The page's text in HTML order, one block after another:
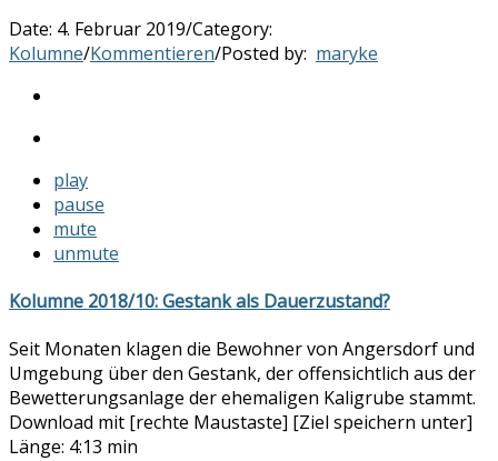
Date: 4. Februar 2019/Category:
Kolumne/Kommentieren/Posted by: maryke
play
pause
mute
unmute
Kolumne 2018/10: Gestank als Dauerzustand?
Seit Monaten klagen die Bewohner von Angersdorf und
Umgebung über den Gestank, der offensichtlich aus der
Bewetterungsanlage der ehemaligen Kaligrube stammt.
Download mit [rechte Maustaste] [Ziel speichern unter]
Länge: 4:13 min